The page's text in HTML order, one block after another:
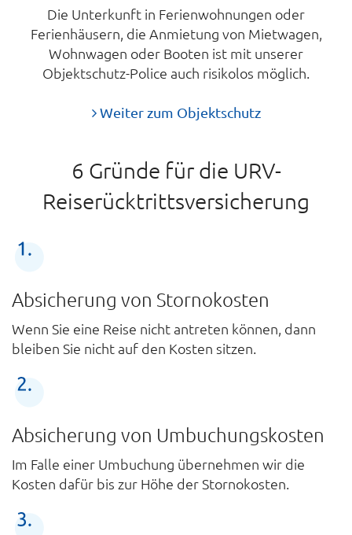
Die Unterkunft in Ferienwohnungen oder
Ferienhäusern, die Anmietung von Mietwagen,
Wohnwagen oder Booten ist mit unserer
Objektschutz-Police auch risikolos möglich.
Weiter zum Objektschutz
6 Gründe für die URV-
Reiserücktrittsversicherung
Absicherung von Stornokosten
Wenn Sie eine Reise nicht antreten können, dann
bleiben Sie nicht auf den Kosten sitzen.
Absicherung von Umbuchungskosten
Im Falle einer Umbuchung übernehmen wir die
Kosten dafür bis zur Höhe der Stornokosten.